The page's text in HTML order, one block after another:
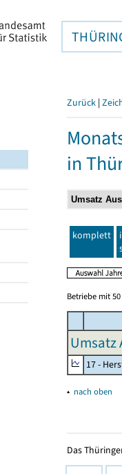
Zurück |
in
komplett
Betriebe mit
Umsatz
17 -
▴ nach oben
Das